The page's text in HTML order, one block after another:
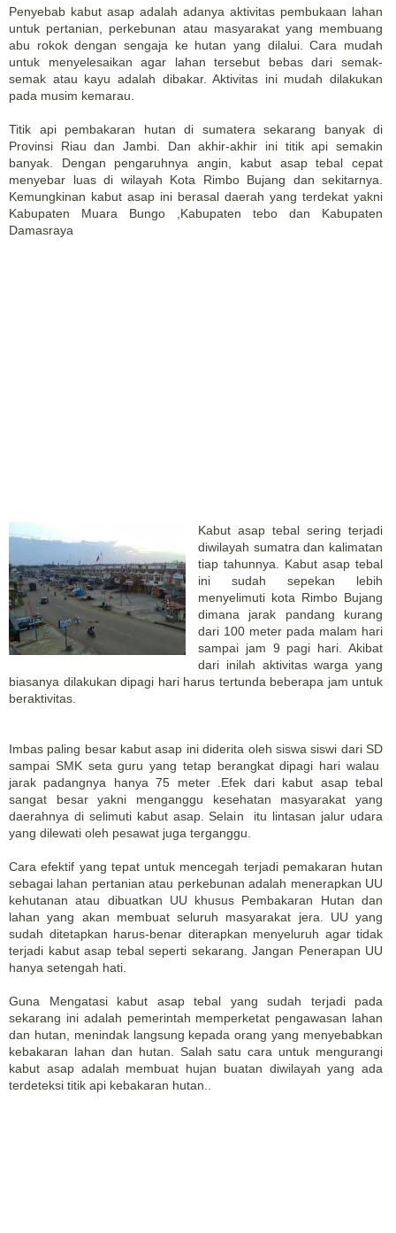
Penyebab kabut asap adalah adanya aktivitas pembukaan lahan
untuk pertanian, perkebunan atau masyarakat yang membuang
abu rokok dengan sengaja ke hutan yang dilalui. Cara mudah
untuk menyelesaikan agar lahan tersebut bebas dari semak-
semak atau kayu adalah dibakar. Aktivitas ini mudah dilakukan
pada musim kemarau.
Titik api pembakaran hutan di sumatera sekarang banyak di
Provinsi Riau dan Jambi. Dan akhir-akhir ini titik api semakin
banyak. Dengan pengaruhnya angin, kabut asap tebal cepat
menyebar luas di wilayah Kota Rimbo Bujang dan sekitarnya.
Kemungkinan kabut asap ini berasal daerah yang terdekat yakni
Kabupaten Muara Bungo ,Kabupaten tebo dan Kabupaten
Damasraya
Kabut asap tebal sering terjadi
diwilayah sumatra dan kalimatan
tiap tahunnya. Kabut asap tebal
ini sudah sepekan lebih
menyelimuti kota Rimbo Bujang
dimana jarak pandang kurang
dari 100 meter pada malam hari
sampai jam 9 pagi hari. Akibat
dari inilah aktivitas warga yang
biasanya dilakukan dipagi hari harus tertunda beberapa jam untuk
beraktivitas.
Imbas paling besar kabut asap ini diderita oleh siswa siswi dari SD
sampai SMK seta guru yang tetap berangkat dipagi hari walau
jarak padangnya hanya 75 meter .Efek dari kabut asap tebal
sangat besar yakni menganggu kesehatan masyarakat yang
daerahnya di selimuti kabut asap. Selain itu lintasan jalur udara
yang dilewati oleh pesawat juga terganggu.
Cara efektif yang tepat untuk mencegah terjadi pemakaran hutan
sebagai lahan pertanian atau perkebunan adalah menerapkan UU
kehutanan atau dibuatkan UU khusus Pembakaran Hutan dan
lahan yang akan membuat seluruh masyarakat jera. UU yang
sudah ditetapkan harus-benar diterapkan menyeluruh agar tidak
terjadi kabut asap tebal seperti sekarang. Jangan Penerapan UU
hanya setengah hati.
Guna Mengatasi kabut asap tebal yang sudah terjadi pada
sekarang ini adalah pemerintah memperketat pengawasan lahan
dan hutan, menindak langsung kepada orang yang menyebabkan
kebakaran lahan dan hutan. Salah satu cara untuk mengurangi
kabut asap adalah membuat hujan buatan diwilayah yang ada
terdeteksi titik api kebakaran hutan..